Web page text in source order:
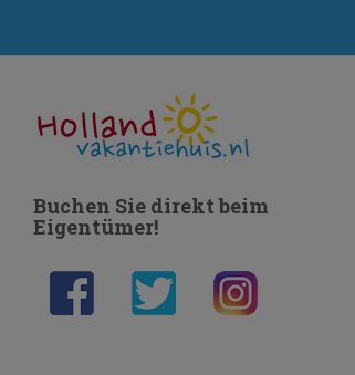
Buchen Sie direkt beim
Eigentümer!